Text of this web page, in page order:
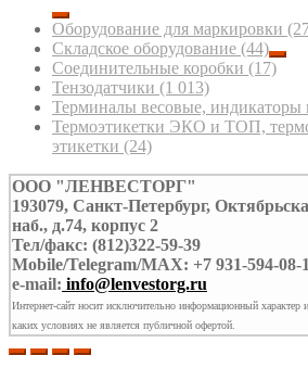
Оборудование для маркировки
Складское оборудование (44)
Соединительные коробки (17)
Тензодатчики (1 013)
Терминалы весовые, индикаторы
Термоэтикетки ЭКО и ТОП,
этикетки (24)
ООО "ЛЕНВЕСТОРГ"
193079, Санкт-Петербург,
наб., д.74, корпус 2
Тел/факс: (812)322-59-39
Mobile/Telegram/MAX: +7 931-594-08-
e-mail: info@lenvestorg.ru
Интернет-сайт носит исключительно информационный характер
каких условиях не является публичной офертой.